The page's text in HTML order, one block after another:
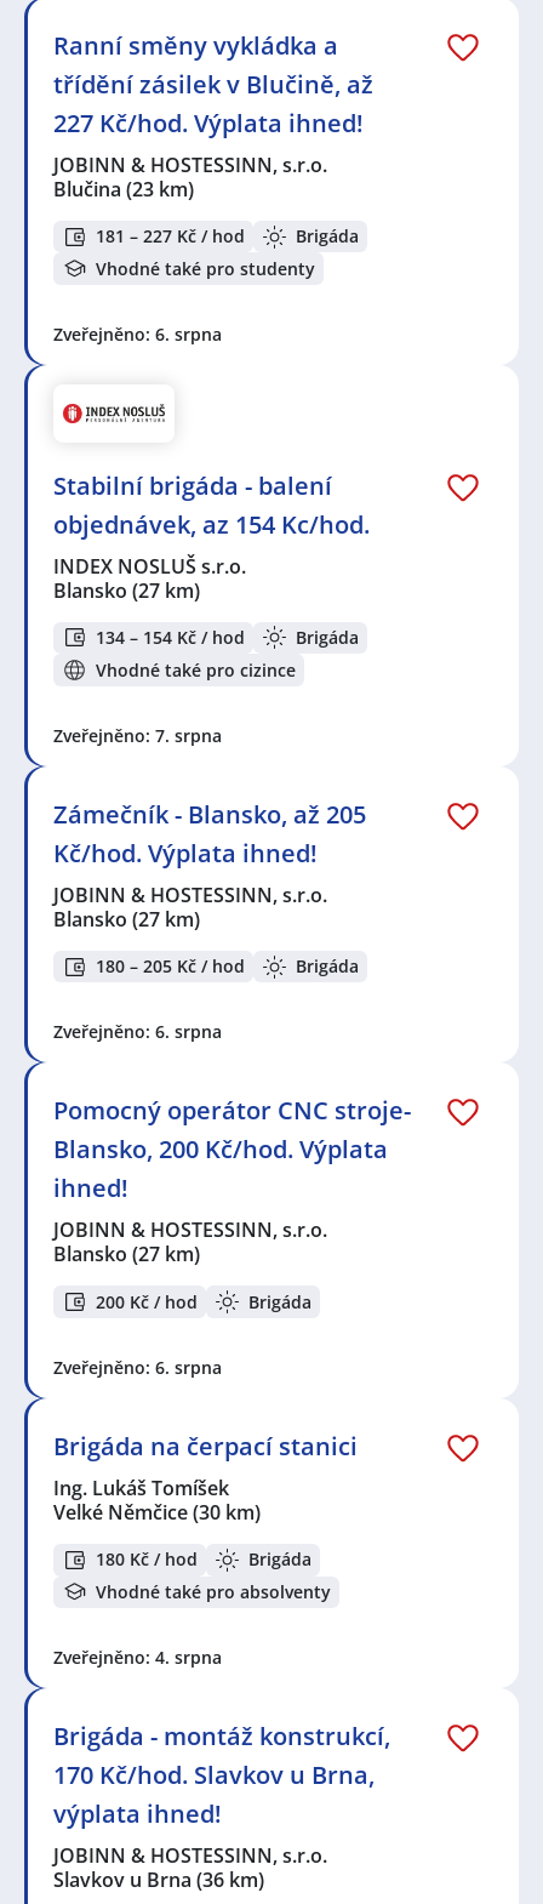
Ranní směny vykládka a
třídění zásilek v Blučině, až
227 Kč/hod. Výplata ihned!
JOBINN & HOSTESSINN, s.r.o.
Blučina (23 km)
181 – 227 Kč / hod
Brigáda
Vhodné také pro studenty
Zveřejněno: 6. srpna
Stabilní brigáda - balení
objednávek, az 154 Kc/hod.
INDEX NOSLUŠ s.r.o.
Blansko (27 km)
134 – 154 Kč / hod
Brigáda
Vhodné také pro cizince
Zveřejněno: 7. srpna
Zámečník - Blansko, až 205
Kč/hod. Výplata ihned!
JOBINN & HOSTESSINN, s.r.o.
Blansko (27 km)
180 – 205 Kč / hod Brigáda
Zveřejněno: 6. srpna
Pomocný operátor CNC stroje-
Blansko, 200 Kč/hod. Výplata
ihned!
JOBINN & HOSTESSINN, s.r.o.
Blansko (27 km)
200 Kč / hod Brigáda
Zveřejněno: 6. srpna
Brigáda na čerpací stanici
Ing. Lukáš Tomíšek
Velké Němčice(30 km)
180 Kč / hod
Brigáda
Vhodné také pro absolventy
Zveřejněno: 4. srpna
Brigáda - montáž konstrukcí,
170 Kč/hod. Slavkov u Brna,
výplata ihned!
JOBINN & HOSTESSINN, s.r.o.
Slavkov u Brna (36 km)